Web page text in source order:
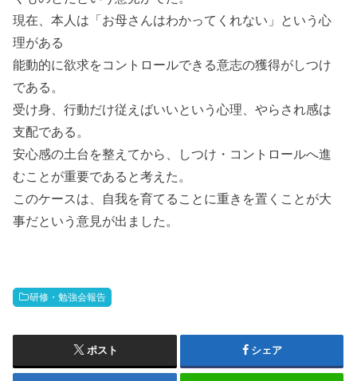
現在、本人は「お母さんはわかってくれない」という心
理がある
能動的に欲求をコントロールできる意志の獲得がしつけ
である。
受け身、行動だけ従えばいいという心理、やらされ感は
支配である。
安心感の土台を整えてから、しつけ・コントロールへ進
むことが重要であると考えた。
このケースは、自我を育てることに重きを置くことが大
事だという意見が出ました。
研修・勉強会報告
ポスト シェア